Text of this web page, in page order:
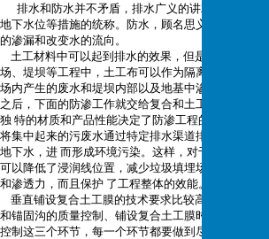
排水和防水并不矛盾，排水广义的讲就是排除地面
地下水位等措施的统称。防水，顾名思义就是防止堵住
的渗漏和改变水的流向。
土工材料中可以起到排水的效果，但是它和工程是
场、堤坝等工程中，土工布可以作为隔离和排水
场内产生的废水和堤坝内部以及地基中渗漏的水通过
之后，下面的防渗工作就交给复合和土工膜来实现了
独 特的材质和产品性能决定了防渗工程的成败，它们
将集中起来的污废水通过特定排水渠道排出，杜绝了
地下水，进 而形成环境污染。这样，对于垃圾填埋场
可以降低了浸润线位置，减少垃圾填埋场内产生的应
和渗透力，而且保护 了工程整体的效能。
垂直铺设复合土工膜的技术要求比较高，而且铺设
和锚固沟的质量控制、铺设复合土工膜时的焊接质量以
控制这三个环节，每一个环节都要做到尽善尽美，如